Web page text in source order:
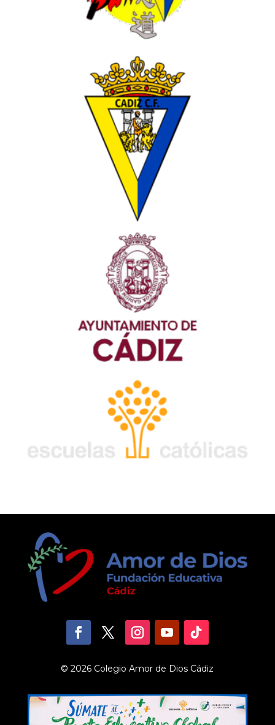
© 2026 Colegio Amor de Dios Cádiz